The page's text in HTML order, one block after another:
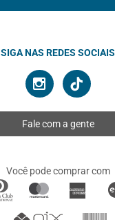
SIGA NAS REDES SOCIAIS
Fale com a gente
Você pode comprar com